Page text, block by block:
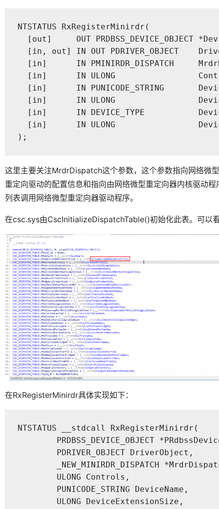
NTSTATUS RxRegisterMinirdr(
[out]     OUT PRDBSS_DEVICE_OBJECT
[in, out] IN OUT PDRIVER_OBJECT
[in]      IN PMINIRDR_DISPATCH
[in]      IN ULONG
[in]      IN PUNICODE_STRING
[in]      IN ULONG
[in]      IN DEVICE_TYPE
[in]      IN ULONG
);
这里主要关注MrdrDispatch这个参数，这个参数指向网络微
重定向驱动的配置信息和指向由网络微型重定向器内核驱动
列表调用网络微型重定向器驱动程序。
在csc.sys由CscInitializeDispatchTable()初始化此表。可以
在RxRegisterMinirdr具体实现如下：
NTSTATUS __stdcall RxRegisterMinirdr(
PRDBSS_DEVICE_OBJECT
        PDRIVER_OBJECT DriverObject,
_NEW_MINIRDR_DISPATCH
        ULONG Controls,
        PUNICODE_STRING DeviceName,
        ULONG DeviceExtensionSize,